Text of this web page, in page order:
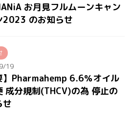
お月見フルムーンキャン
2023 のお知らせ
19
】Pharmahemp 6.6％オイル
成分規制(THCV)の為 停止の
せ